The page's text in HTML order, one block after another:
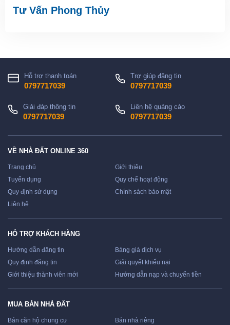
Tư Vấn Phong Thủy
Hỗ trợ thanh toán
0797717039
Trợ giúp đăng tin
0797717039
Giải đáp thông tin
0797717039
Liên hệ quảng cáo
0797717039
VỀ NHÀ ĐẤT ONLINE 360
Trang chủ
Giới thiệu
Tuyển dụng
Quy chế hoạt động
Quy định sử dụng
Chính sách bảo mật
Liên hệ
HỖ TRỢ KHÁCH HÀNG
Hướng dẫn đăng tin
Bảng giá dịch vụ
Quy định đăng tin
Giải quyết khiếu nại
Giới thiệu thành viên mới
Hướng dẫn nạp và chuyển tiền
MUA BÁN NHÀ ĐẤT
Bán căn hộ chung cư
Bán nhà riêng